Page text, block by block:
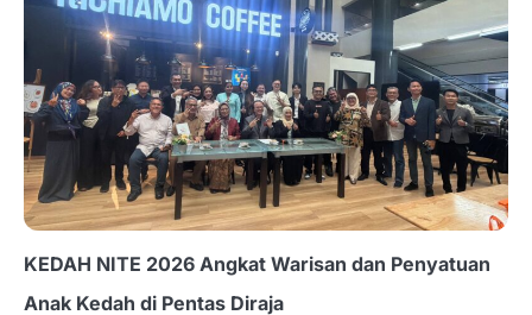
KEDAH NITE 2026 Angkat Warisan dan Penyatuan
Anak Kedah di Pentas Diraja